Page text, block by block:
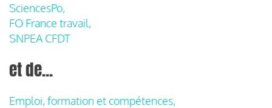
SciencesPo,
FO France travail,
SNPEA CFDT
et de...
Emploi, formation et compétences,